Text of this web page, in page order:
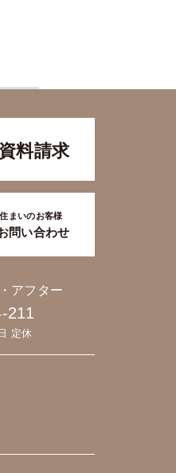
料請求
まいのお客様
問い合わせ
アフター
211
定休